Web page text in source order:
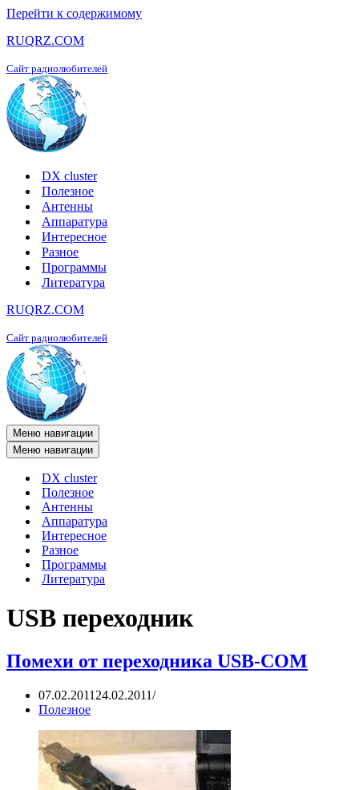
Перейти к содержимому
RUQRZ.COM
Сайт радиолюбителей
DX cluster
Полезное
Антенны
Аппаратура
Интересное
Разное
Программы
Литература
RUQRZ.COM
Сайт радиолюбителей
Меню навигации
Меню навигации
DX cluster
Полезное
Антенны
Аппаратура
Интересное
Разное
Программы
Литература
USB переходник
Помехи от переходника USB-COM
07.02.2011 24.02.2011
Полезное